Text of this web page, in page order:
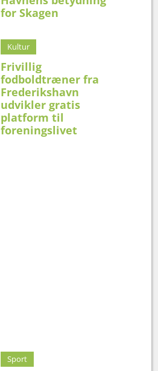
for Skagen
Kultur
Frivillig
fodboldtræner fra
Frederikshavn
udvikler gratis
platform til
foreningslivet
Sport